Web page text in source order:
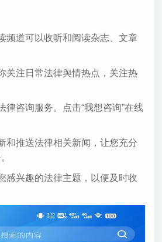
频道可以收听和阅读杂志、文章
关注日常法律舆情热点，关注热
律咨询服务。点击“我想咨询”在线
和推送法律相关新闻，让您充分
感兴趣的法律主题，以便及时收